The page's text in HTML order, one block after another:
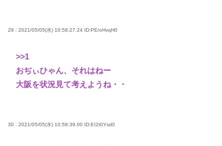
29 : 2021/05/05(水) 10:58:27.24 ID:PE/oHvqH0
>>1
おぢぃひゃん、それはねー
大阪を状況見て考えようね・・
30 : 2021/05/05(水) 10:58:39.00 ID:EI2t0Ysd0